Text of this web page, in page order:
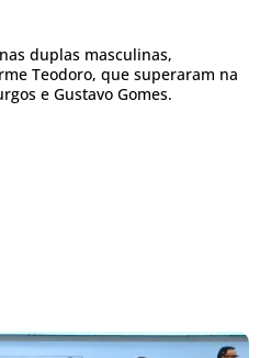
duplas masculinas,
Teodoro, que superaram na
e Gustavo Gomes.